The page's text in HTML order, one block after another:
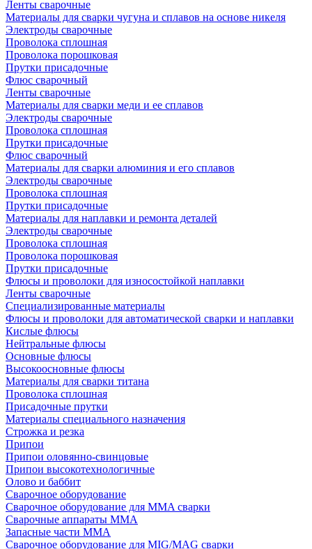
Ленты сварочные
Материалы для сварки чугуна и сплавов на основе никеля
Электроды сварочные
Проволока сплошная
Проволока порошковая
Прутки присадочные
Флюс сварочный
Ленты сварочные
Материалы для сварки меди и ее сплавов
Электроды сварочные
Проволока сплошная
Прутки присадочные
Флюс сварочный
Материалы для сварки алюминия и его сплавов
Электроды сварочные
Проволока сплошная
Прутки присадочные
Материалы для наплавки и ремонта деталей
Электроды сварочные
Проволока сплошная
Проволока порошковая
Прутки присадочные
Флюсы и проволоки для износостойкой наплавки
Ленты сварочные
Специализированные материалы
Флюсы и проволоки для автоматической сварки и наплавки
Кислые флюсы
Нейтральные флюсы
Основные флюсы
Высокоосновные флюсы
Материалы для сварки титана
Проволока сплошная
Присадочные прутки
Материалы специального назначения
Строжка и резка
Припои
Припои оловянно-свинцовые
Припои высокотехнологичные
Олово и баббит
Сварочное оборудование
Сварочное оборудование для MMA сварки
Сварочные аппараты MMA
Запасные части MMA
Сварочное оборудование для MIG/MAG сварки